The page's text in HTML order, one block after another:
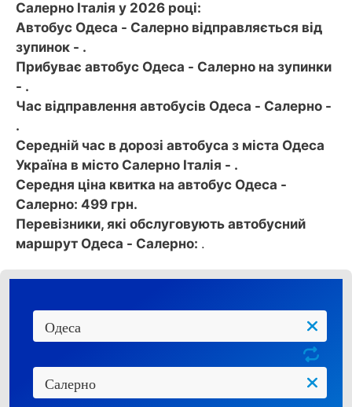
Салерно Італія у 2026 році:
Автобус Одеса - Салерно відправляється від
зупинок - .
Прибуває автобус Одеса - Салерно на зупинки
- .
Час відправлення автобусів Одеса - Салерно -
.
Середній час в дорозі автобуса з міста Одеса
Україна в місто Салерно Італія - .
Середня ціна квитка на автобус Одеса -
Салерно: 499 грн.
Перевізники, які обслуговують автобусний
маршрут Одеса - Салерно: .